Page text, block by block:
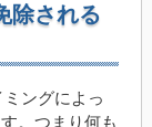
除される
ングによっ
。つまり何も